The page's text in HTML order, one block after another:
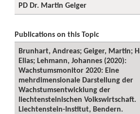
PD Dr. Martin Geiger
Publications on this Topic
Brunhart, Andreas; Geiger, Martin;
Elias; Lehmann, Johannes (2020):
Wachstumsmonitor 2020: Eine
mehrdimensionale Darstellung der
Wachstumsentwicklung der
liechtensteinischen Volkswirtschaft.
Liechtenstein-Institut, Bendern.